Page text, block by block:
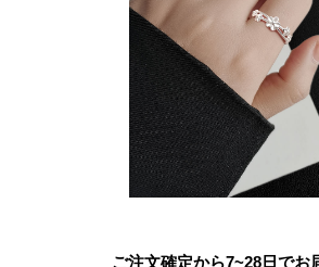
ご注文確定から7~28日でお